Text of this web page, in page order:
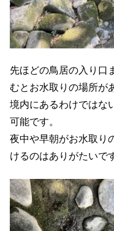
先ほどの鳥居の入り口
むとお水取りの場所が
境内にあるわけではな
可能です。
夜中や早朝がお水取り
けるのはありがたいで